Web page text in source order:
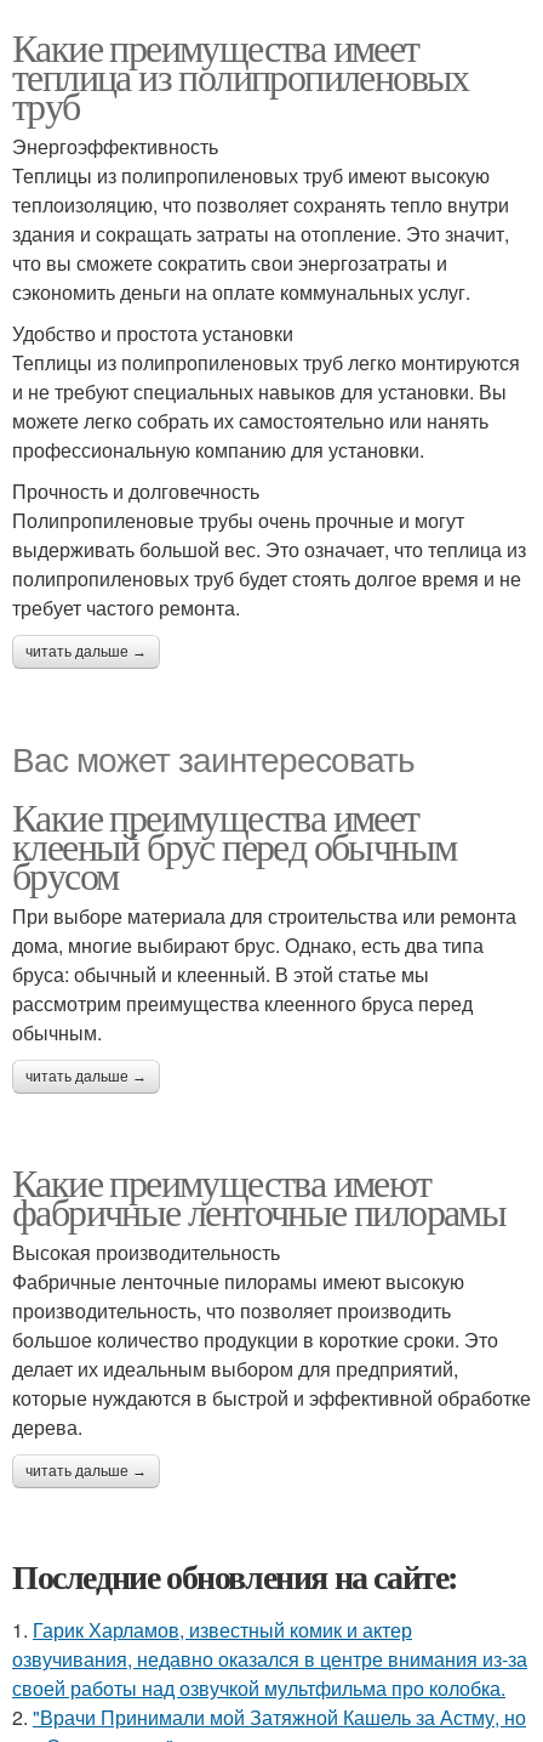
Какие преимущества имеет
теплица из полипропиленовых
труб
Энергоэффективность
Теплицы из полипропиленовых труб имеют высокую
теплоизоляцию, что позволяет сохранять тепло внутри
здания и сокращать затраты на отопление. Это значит,
что вы сможете сократить свои энергозатраты и
сэкономить деньги на оплате коммунальных услуг.
Удобство и простота установки
Теплицы из полипропиленовых труб легко монтируются
и не требуют специальных навыков для установки. Вы
можете легко собрать их самостоятельно или нанять
профессиональную компанию для установки.
Прочность и долговечность
Полипропиленовые трубы очень прочные и могут
выдерживать большой вес. Это означает, что теплица из
полипропиленовых труб будет стоять долгое время и не
требует частого ремонта.
читать дальше →
Вас может заинтересовать
Какие преимущества имеет
клееный брус перед обычным
брусом
При выборе материала для строительства или ремонта
дома, многие выбирают брус. Однако, есть два типа
бруса: обычный и клеенный. В этой статье мы
рассмотрим преимущества клеенного бруса перед
обычным.
читать дальше →
Какие преимущества имеют
фабричные ленточные пилорамы
Высокая производительность
Фабричные ленточные пилорамы имеют высокую
производительность, что позволяет производить
большое количество продукции в короткие сроки. Это
делает их идеальным выбором для предприятий,
которые нуждаются в быстрой и эффективной обработке
дерева.
читать дальше →
Последние обновления на сайте:
1. Гарик Харламов, известный комик и актер
озвучивания, недавно оказался в центре внимания из-за
своей работы над озвучкой мультфильма про колобка.
2. "Врачи Принимали мой Затяжной Кашель за Астму, но